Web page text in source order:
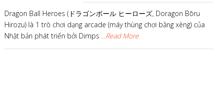
Dragon Ball Heroes (ドラゴンボール ヒーローズ, Doragon Bōru
Hirozu) là 1 trò chơi dạng arcade (máy thùng chơi bằng xèng) của
Nhật bản phát triển bởi Dimps ...Read More